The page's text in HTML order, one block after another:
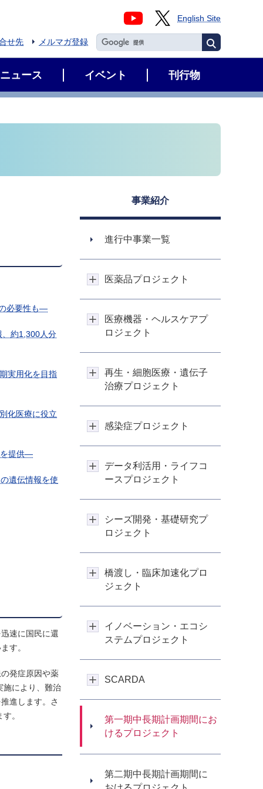
English Site
せ先 メルマガ登録
ニュース イベント 刊行物
必要性も―
、約1,300人分
実用化を目指
化医療に役立
を提供―
遺伝情報を使
速に国民に還
す。
発症原因や薬
施により、難治
進します。さ
。
事業紹介
進行中事業一覧
医薬品プロジェクト
医療機器・ヘルスケアプ
ロジェクト
再生・細胞医療・遺伝子
治療プロジェクト
感染症プロジェクト
データ利活用・ライフコ
ースプロジェクト
シーズ開発・基礎研究プ
ロジェクト
橋渡し・臨床加速化プロ
ジェクト
イノベーション・エコシ
ステムプロジェクト
SCARDA
第一期中長期計画期間にお
けるプロジェクト
第二期中長期計画期間に